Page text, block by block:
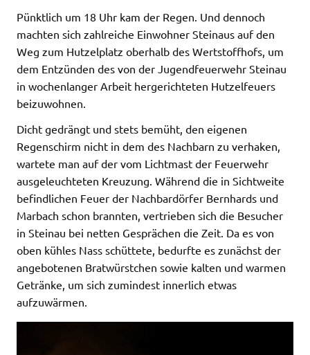
Pünktlich um 18 Uhr kam der Regen. Und dennoch
machten sich zahlreiche Einwohner Steinaus auf den
Weg zum Hutzelplatz oberhalb des Wertstoffhofs, um
dem Entzünden des von der Jugendfeuerwehr Steinau
in wochenlanger Arbeit hergerichteten Hutzelfeuers
beizuwohnen.
Dicht gedrängt und stets bemüht, den eigenen
Regenschirm nicht in dem des Nachbarn zu verhaken,
wartete man auf der vom Lichtmast der Feuerwehr
ausgeleuchteten Kreuzung. Während die in Sichtweite
befindlichen Feuer der Nachbardörfer Bernhards und
Marbach schon brannten, vertrieben sich die Besucher
in Steinau bei netten Gesprächen die Zeit. Da es von
oben kühles Nass schüttete, bedurfte es zunächst der
angebotenen Bratwürstchen sowie kalten und warmen
Getränke, um sich zumindest innerlich etwas
aufzuwärmen.